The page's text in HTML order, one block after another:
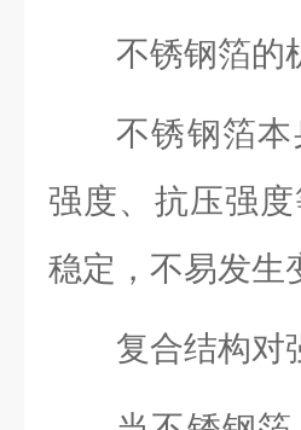
不锈钢箔的
不锈钢箔
强度、抗压强
稳定，不易发生
复合结构对